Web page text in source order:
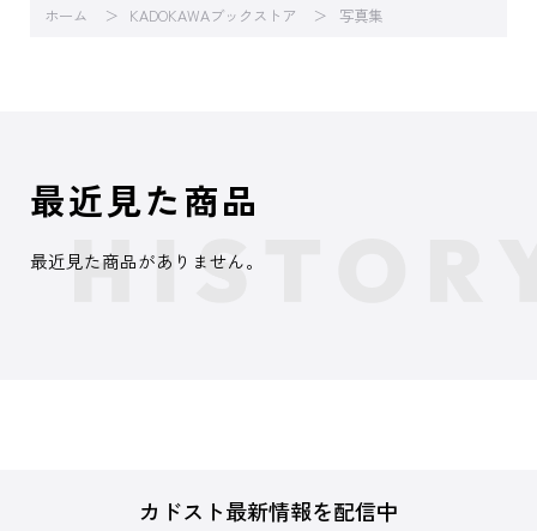
ホーム KADOKAWAブックストア 写真集
最近見た商品
最近見た商品がありません。
カドスト最新情報を配信中